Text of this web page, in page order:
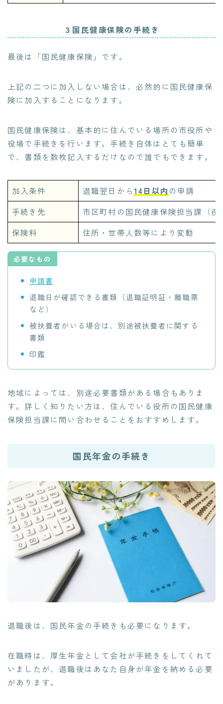
３国民健康保険の手続き
最後は「国民健康保険」です。
上記の二つに加入しない場合は、必然的に国民健康保
険に加入することになります。
国民健康保険は、基本的に住んでいる場所の市役所や
役場で手続きを行います。手続き自体はとても簡単
で、書類を数枚記入するだけなので誰でもできます。
加入条件 退職翌日から14日以内 の申請
手続き先
市区町村の国民健康保険担当課（役
保険料
住所・世帯人数等により変動
必要なもの
申請書
退職日が確認できる書類（退職証明証・離職票
など）
被扶養者がいる場合は、別途被扶養者に関する
書類
印鑑
地域によっては、別途必要書類がある場合もありま
す。詳しく知りたい方は、住んでいる役所の国民健康
保険担当課に問い合わせることをおすすめします。
国民年金の手続き
退職後は、国民年金の手続きも必要になります。
在職時は、厚生年金として会社が手続きをしてくれて
いましたが、退職後はあなた自身が年金を納める必要
があります。